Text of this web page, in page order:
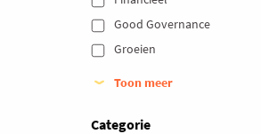
Good Governance
Groeien
Toon meer
Categorie